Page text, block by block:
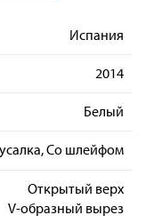
Испания
2014
Белый
Со шлейфом
Открытый верх
V-образный вырез